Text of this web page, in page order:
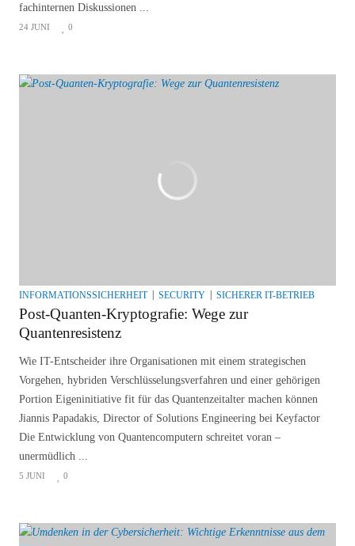
fachinternen Diskussionen ...
24 JUNI 0
INFORMATIONSSICHERHEIT SECURITY SICHERER IT-BETRIEB
Post-Quanten-Kryptografie: Wege zur
Quantenresistenz
Wie IT-Entscheider ihre Organisationen mit einem strategischen
Vorgehen, hybriden Verschlüsselungsverfahren und einer gehörigen
Portion Eigeninitiative fit für das Quantenzeitalter machen können
Jiannis Papadakis, Director of Solutions Engineering bei Keyfactor
Die Entwicklung von Quantencomputern schreitet voran –
unermüdlich ...
5 JUNI 0